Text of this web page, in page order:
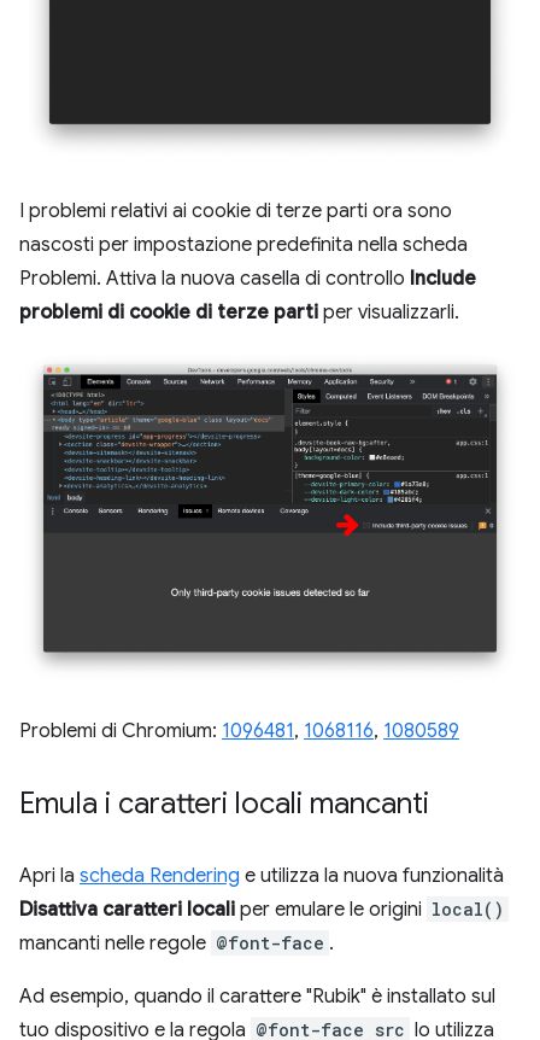
I problemi relativi ai cookie di terze parti ora sono
nascosti per impostazione predefinita nella scheda
Problemi. Attiva la nuova casella di controllo Include
problemi di cookie di terze parti per visualizzarli.
Problemi di Chromium: 1096481, 1068116, 1080589
Emula i caratteri locali mancanti
Apri la scheda Rendering e utilizza la nuova funzionalità
Disattiva caratteri locali per emulare le origini local()
mancanti nelle regole @font-face .
Ad esempio, quando il carattere "Rubik" è installato sul
tuo dispositivo e la regola @font-face src lo utilizza